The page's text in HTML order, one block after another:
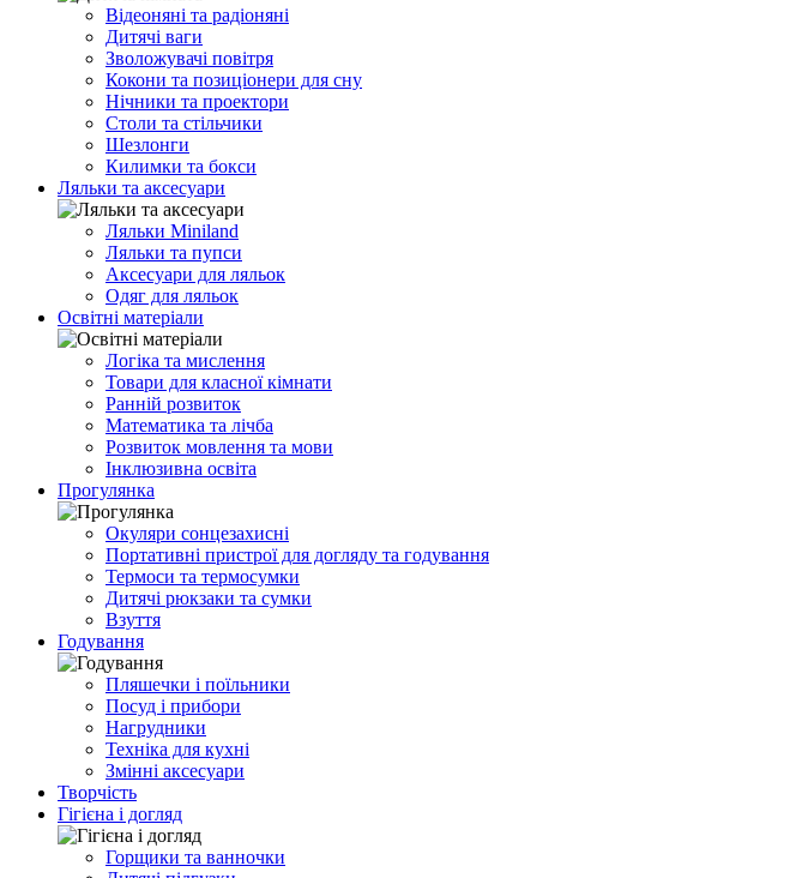
Відеоняні та радіоняні
Дитячі ваги
Зволожувачі повітря
Кокони та позиціонери для сну
Нічники та проектори
Столи та стільчики
Шезлонги
Килимки та бокси
Ляльки та аксесуари
Ляльки Miniland
Ляльки та пупси
Аксесуари для ляльок
Одяг для ляльок
Освітні матеріали
Логіка та мислення
Товари для класної кімнати
Ранній розвиток
Математика та лічба
Розвиток мовлення та мови
Інклюзивна освіта
Прогулянка
Окуляри сонцезахисні
Портативні пристрої для догляду та годування
Термоси та термосумки
Дитячі рюкзаки та сумки
Взуття
Годування
Пляшечки і поїльники
Посуд і прибори
Нагрудники
Техніка для кухні
Змінні аксесуари
Творчість
Гігієна і догляд
Горщики та ванночки